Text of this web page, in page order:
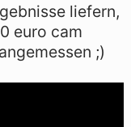
liefern,
euro cam
;)